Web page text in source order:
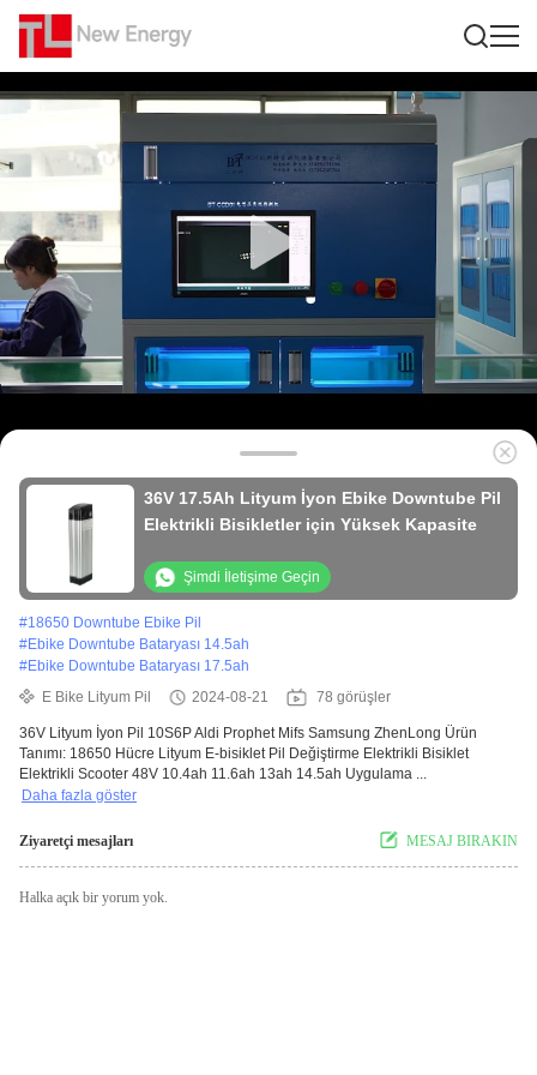
36V 17.5Ah Lityum İyon Ebike Downtube Pil
Elektrikli Bisikletler için Yüksek Kapasite
Şimdi İletişime Geçin
#18650 Downtube Ebike Pil
#Ebike Downtube Bataryası 14.5ah
#Ebike Downtube Bataryası 17.5ah
E Bike Lityum Pil
2024-08-21 78 görüşler
36V Lityum İyon Pil 10S6P Aldi Prophet Mifs Samsung ZhenLong Ürün
Tanımı: 18650 Hücre Lityum E-bisiklet Pil Değiştirme Elektrikli Bisiklet
Elektrikli Scooter 48V 10.4ah 11.6ah 13ah 14.5ah Uygulama ...
Daha fazla göster
Ziyaretçi mesajları MESAJ BIRAKIN
Halka açık bir yorum yok.